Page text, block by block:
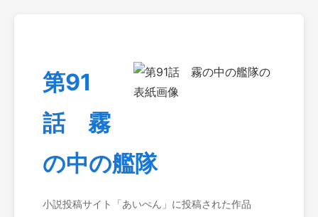
第91
話 霧
の中の艦隊
小説投稿サイト「あいぺん」に投稿された作品